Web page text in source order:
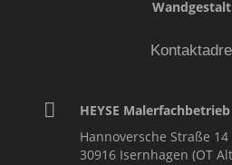
HEYSE
Hannoversche Straße 14
30916 Isernhagen (OT